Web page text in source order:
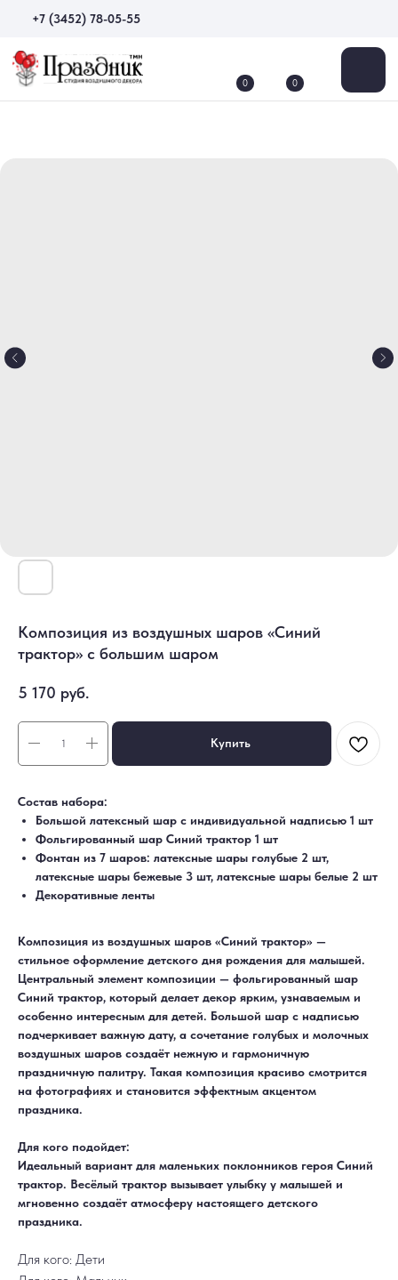
+7 (3452) 78-05-55
Композиция из воздушных шаров «Синий
трактор» с большим шаром
5 170 руб.
Купить
Состав набора:
Большой латексный шар с индивидуальной надписью 1 шт
Фольгированный шар Синий трактор 1 шт
Фонтан из 7 шаров: латексные шары голубые 2 шт,
латексные шары бежевые 3 шт, латексные шары белые 2 шт
Декоративные ленты
Композиция из воздушных шаров «Синий трактор» —
стильное оформление детского дня рождения для малышей.
Центральный элемент композиции — фольгированный шар
Синий трактор, который делает декор ярким, узнаваемым и
особенно интересным для детей. Большой шар с надписью
подчеркивает важную дату, а сочетание голубых и молочных
воздушных шаров создаёт нежную и гармоничную
праздничную палитру. Такая композиция красиво смотрится
на фотографиях и становится эффектным акцентом
праздника.
Для кого подойдет:
Идеальный вариант для маленьких поклонников героя Синий
трактор. Весёлый трактор вызывает улыбку у малышей и
мгновенно создаёт атмосферу настоящего детского
праздника.
Для кого: Дети
ДОСТАВКА
Ежедневно, круглосуточно
САМОВЫВОЗ
Для мужчин
Для детей
Цифры
Хиты продаж
Акции
Наши работы
Отзывы
Контакты
РАБОТАЕМ ЕЖЕДНЕВНО
+7 (3452) 78-05-55
ТЮМЕНЬ, УЛ. МУРАВЛЕНКО Д. 13
Смотреть в 2ГИС